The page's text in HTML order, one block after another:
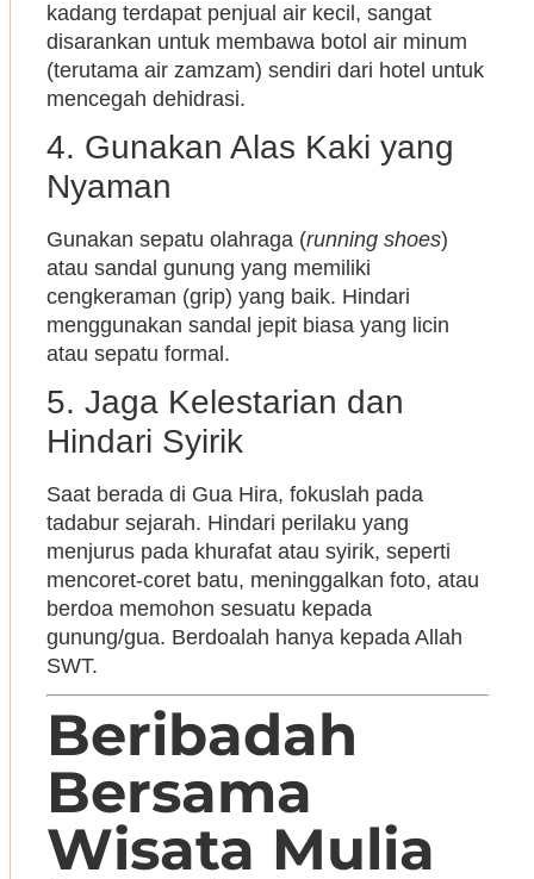
kadang terdapat penjual air kecil, sangat
disarankan untuk membawa botol air minum
(terutama air zamzam) sendiri dari hotel untuk
mencegah dehidrasi.
4. Gunakan Alas Kaki yang
Nyaman
Gunakan sepatu olahraga (running shoes)
atau sandal gunung yang memiliki
cengkeraman (grip) yang baik. Hindari
menggunakan sandal jepit biasa yang licin
atau sepatu formal.
5. Jaga Kelestarian dan
Hindari Syirik
Saat berada di Gua Hira, fokuslah pada
tadabur sejarah. Hindari perilaku yang
menjurus pada khurafat atau syirik, seperti
mencoret-coret batu, meninggalkan foto, atau
berdoa memohon sesuatu kepada
gunung/gua. Berdoalah hanya kepada Allah
SWT.
Beribadah
Bersama
Wisata Mulia